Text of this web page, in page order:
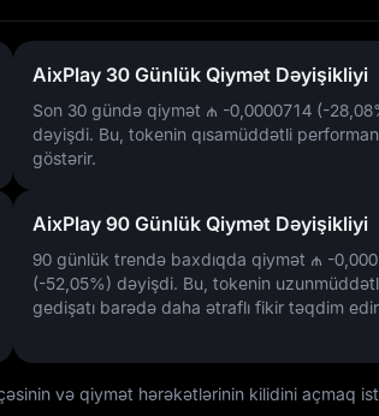
AixPlay 30 Günlük Qiymət Dəyişikliyi
Son 30 gündə qiymət ₼ -0,0000714 (-
dəyişdi. Bu, tokenin qısamüddətli
göstərir.
AixPlay 90 Günlük Qiymət Dəyişikliyi
90 günlük trendə baxdıqda qiymət ₼ -
(-52,05%) dəyişdi. Bu, tokenin
gedişatı barədə daha ətraflı fikir təqdim
və qiymət hərəkətlərinin kilidini açmaq